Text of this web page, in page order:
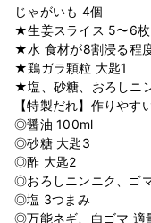
じゃがいも 4個
★生姜スライス 5〜6枚
★水 食材が8割浸る程
★鶏ガラ顆粒 大匙1
★塩、砂糖、おろしニ
【特製だれ】作りやす
◎醤油 100ml
◎砂糖 大匙3
◎酢 大匙2
◎おろしニンニク、ゴ
◎塩 3つまみ